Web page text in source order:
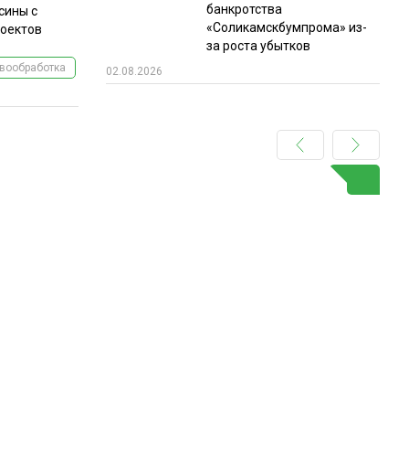
с
банкротства
«Соликамскбумпрома» из-
за роста убытков
02.08.2026